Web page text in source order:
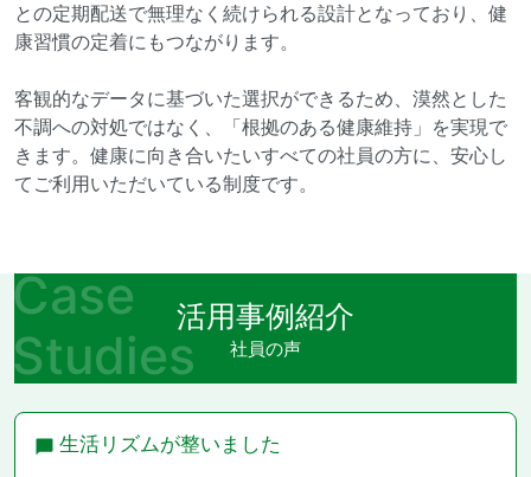
との定期配送で無理なく続けられる設計となっており、健
康習慣の定着にもつながります。
客観的なデータに基づいた選択ができるため、漠然とした
不調への対処ではなく、「根拠のある健康維持」を実現で
きます。健康に向き合いたいすべての社員の方に、安心し
てご利用いただいている制度です。
活用事例紹介
社員の声
Case
Studies
生活リズムが整いました